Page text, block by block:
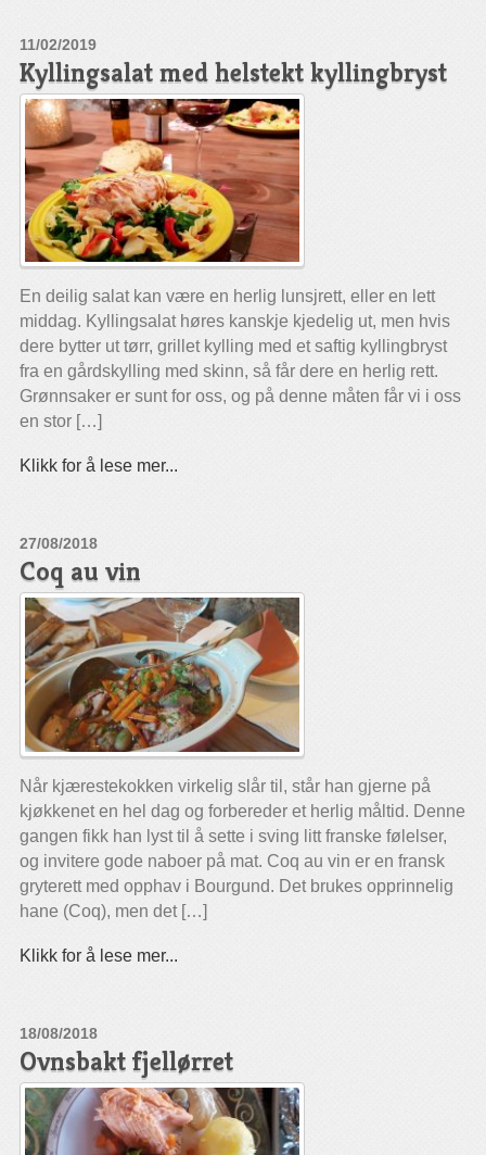
11/02/2019
Kyllingsalat med helstekt kyllingbryst
En deilig salat kan være en herlig lunsjrett, eller en lett
middag. Kyllingsalat høres kanskje kjedelig ut, men hvis
dere bytter ut tørr, grillet kylling med et saftig kyllingbryst
fra en gårdskylling med skinn, så får dere en herlig rett.
Grønnsaker er sunt for oss, og på denne måten får vi i oss
en stor […]
Klikk for å lese mer...
27/08/2018
Coq au vin
Når kjærestekokken virkelig slår til, står han gjerne på
kjøkkenet en hel dag og forbereder et herlig måltid. Denne
gangen fikk han lyst til å sette i sving litt franske følelser,
og invitere gode naboer på mat. Coq au vin er en fransk
gryterett med opphav i Bourgund. Det brukes opprinnelig
hane (Coq), men det […]
Klikk for å lese mer...
18/08/2018
Ovnsbakt fjellørret